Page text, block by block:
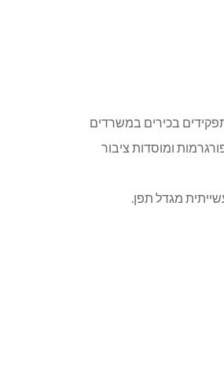
תפקידים בכירים במשרדים
ומוסדות ציבור
מגדל תפן.